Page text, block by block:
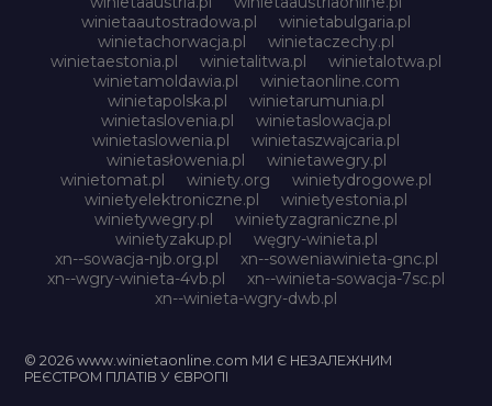
winietaautostradowa.pl
winietabulgaria.pl
winietachorwacja.pl
winietaczechy.pl
winietaestonia.pl
winietalitwa.pl
winietalotwa.pl
winietamoldawia.pl
winietaonline.com
winietapolska.pl
winietarumunia.pl
winietaslovenia.pl
winietaslowacja.pl
winietaslowenia.pl
winietaszwajcaria.pl
winietasłowenia.pl
winietawegry.pl
winietomat.pl
winiety.org
winietydrogowe.pl
winietyelektroniczne.pl
winietyestonia.pl
winietywegry.pl
winietyzagraniczne.pl
winietyzakup.pl
węgry-winieta.pl
xn--sowacja-njb.org.pl
xn--soweniawinieta-gnc.pl
xn--wgry-winieta-4vb.pl
xn--winieta-sowacja-7sc.pl
xn--winieta-wgry-dwb.pl
© 2026 www.winietaonline.com МИ Є НЕЗАЛЕЖНИМ
РЕЄСТРОМ ПЛАТІВ У ЄВРОПІ